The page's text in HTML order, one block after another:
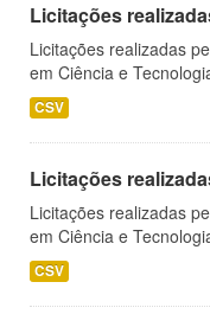
Licitações
Licitações realizadas
em Ciência e
CSV
Licitações
Licitações realizadas
em Ciência e
CSV